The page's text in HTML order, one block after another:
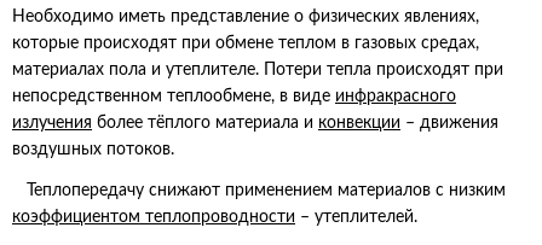
Необходимо иметь представление о физических явлениях,
которые происходят при обмене теплом в газовых средах,
материалах пола и утеплителе. Потери тепла происходят при
непосредственном теплообмене, в виде инфракрасного
излучения более тёплого материала и конвекции – движения
воздушных потоков.
Теплопередачу снижают применением материалов с низким
коэффициентом теплопроводности – утеплителей.